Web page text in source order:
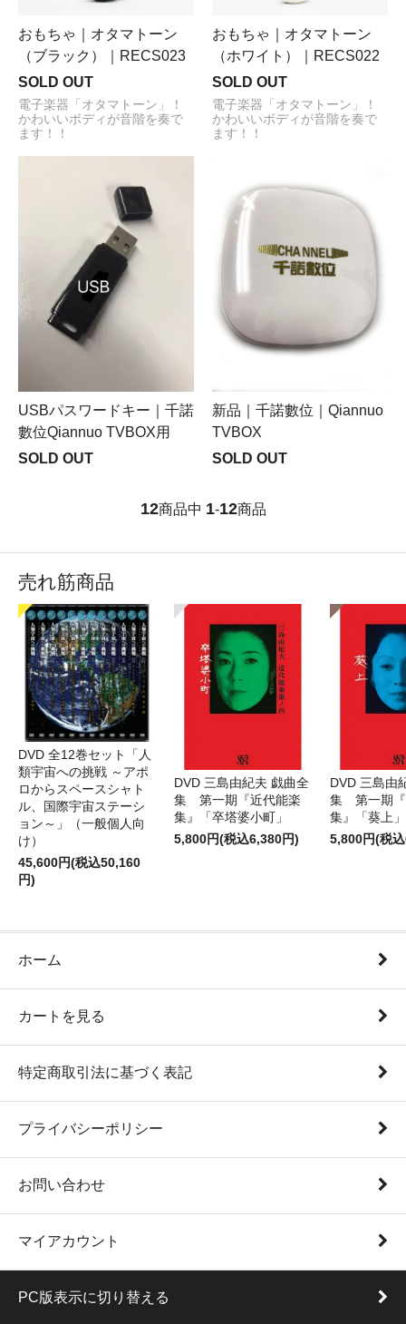
おもちゃ｜オタマトーン
（ブラック）｜RECS023
SOLD OUT
電子楽器「オタマトーン」！
かわいいボディが音階を奏で
ます！！
おもちゃ｜オタマトーン
（ホワイト）｜RECS022
SOLD OUT
電子楽器「オタマトーン」！
かわいいボディが音階を奏で
ます！！
USBパスワードキー｜千諾
數位Qiannuo TVBOX用
SOLD OUT
新品｜千諾數位｜Qiannuo
TVBOX
SOLD OUT
12商品中 1-12商品
売れ筋商品
DVD 全12巻セット「人
類宇宙への挑戦 ～アポ
ロからスペースシャト
ル、国際宇宙ステーシ
ョン～」（一般個人向
け）
45,600円(税込50,160
円)
DVD 三島由紀夫 戯曲全
集 第一期『近代能楽
集』「卒塔婆小町」
5,800円(税込6,380円)
DVD 三島由
集 第一期『
集』「葵上」
5,800円(税
ホーム
カートを見る
特定商取引法に基づく表記
プライバシーポリシー
お問い合わせ
マイアカウント
PC版表示に切り替える